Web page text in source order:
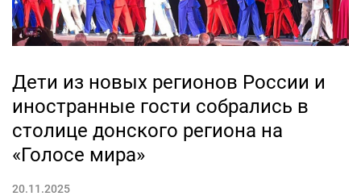
Дети из новых регионов России и
иностранные гости собрались в
столице донского региона на
«Голосе мира»
20.11.2025